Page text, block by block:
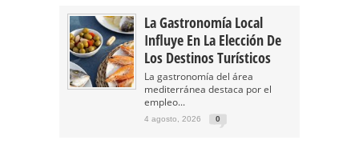
La Gastronomía Local
Influye En La Elección De
Los Destinos Turísticos
La gastronomía del área
mediterránea destaca por el
empleo...
4 agosto, 2026 0